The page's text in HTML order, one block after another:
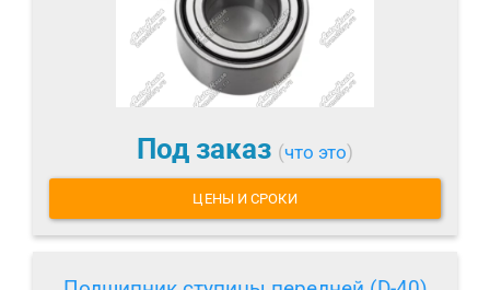
Под заказ (что это)
ЦЕНЫ И СРОКИ